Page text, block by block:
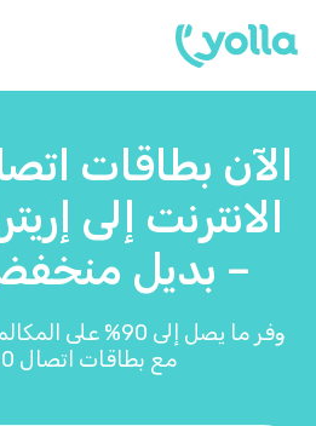
الآن بطاقات
الانترنت إلى
– بديل
وفر ما يصل إلى 90%
مع بطاقات اتصال Yolla "2.0"